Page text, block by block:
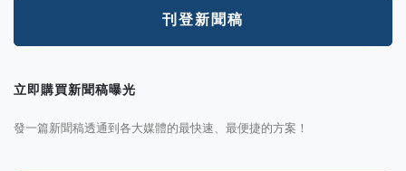
刊登新聞稿
立即購買新聞稿曝光
發一篇新聞稿透通到各大媒體的最快速、最便捷的方案！